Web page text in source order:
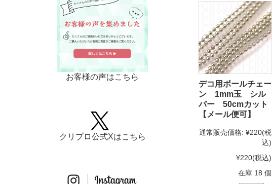
デコ用ボールチェー
ン 1mm玉 シル
バー 50cmカット
【メール便可】
通常販売価格: ¥220(税
込)
¥220(税込)
在庫 18 個
お客様の声はこちら
クリプロ公式Xはこちら